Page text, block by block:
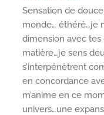
Sensation de
monde… éthéré…je
dimension avec tes
matière…je sens
s’interpénètrent
en concordance
m’anime en ce
univers…une